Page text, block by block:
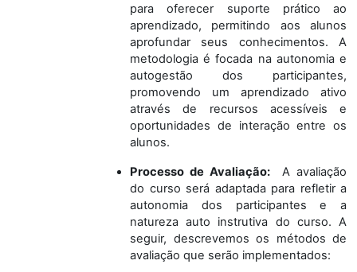
para oferecer suporte prático ao
aprendizado, permitindo aos alunos
aprofundar seus conhecimentos. A
metodologia é focada na autonomia e
autogestão dos participantes,
promovendo um aprendizado ativo
através de recursos acessíveis e
oportunidades de interação entre os
alunos.
Processo de Avaliação: A avaliação
do curso será adaptada para refletir a
autonomia dos participantes e a
natureza auto instrutiva do curso. A
seguir, descrevemos os métodos de
avaliação que serão implementados: